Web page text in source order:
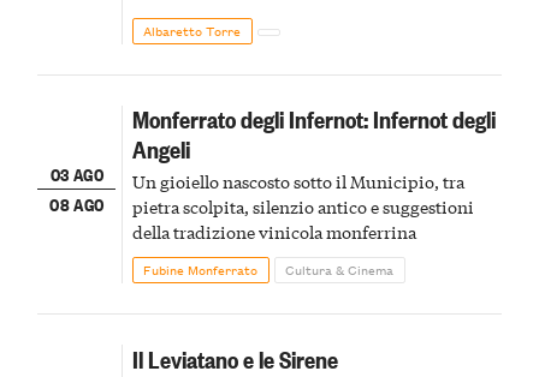
Albaretto Torre
03 AGO
08 AGO
Monferrato degli Infernot: Infernot degli
Angeli
Un gioiello nascosto sotto il Municipio, tra
pietra scolpita, silenzio antico e suggestioni
della tradizione vinicola monferrina
Fubine Monferrato Cultura & Cinema
Il Leviatano e le Sirene